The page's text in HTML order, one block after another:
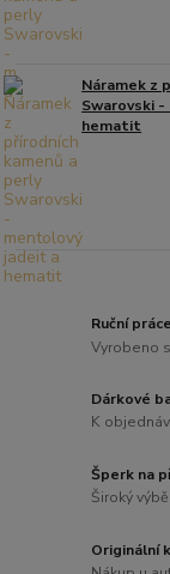
Náramek z
Swarovski
hematit
Ruční práce
Vyrobeno
Dárkové
K
Šperk na
Široký
Originální